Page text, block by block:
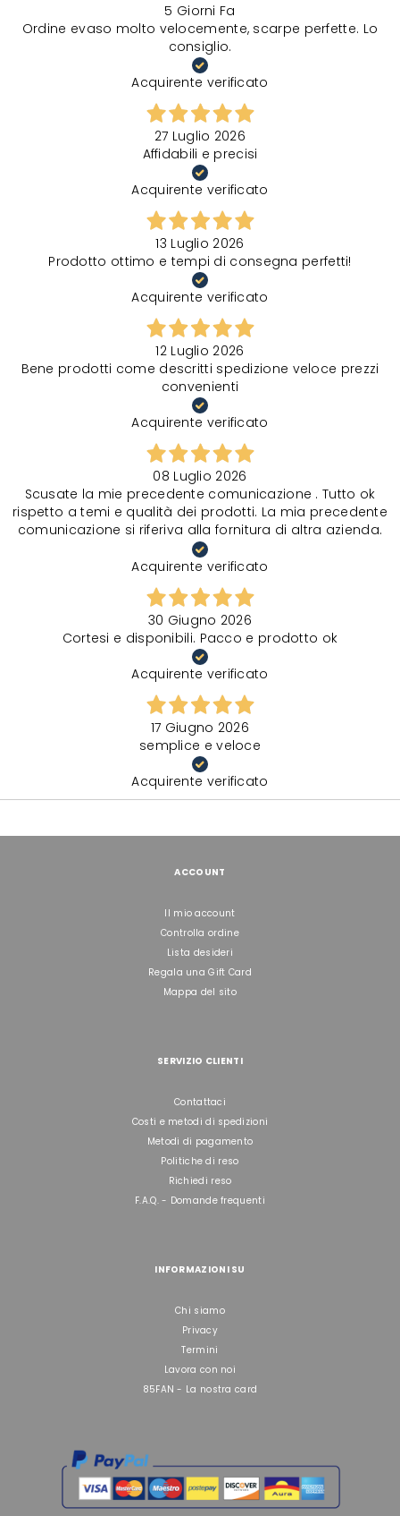
5 Giorni Fa
Ordine evaso molto velocemente, scarpe perfette. Lo
consiglio.
Acquirente verificato
27 Luglio 2026
Affidabili e precisi
Acquirente verificato
13 Luglio 2026
Prodotto ottimo e tempi di consegna perfetti!
Acquirente verificato
12 Luglio 2026
Bene prodotti come descritti spedizione veloce prezzi
convenienti
Acquirente verificato
08 Luglio 2026
Scusate la mie precedente comunicazione . Tutto ok
rispetto a temi e qualità dei prodotti. La mia precedente
comunicazione si riferiva alla fornitura di altra azienda.
Acquirente verificato
30 Giugno 2026
Cortesi e disponibili. Pacco e prodotto ok
Acquirente verificato
17 Giugno 2026
semplice e veloce
Acquirente verificato
ACCOUNT
Il mio account
Controlla ordine
Lista desideri
Regala una Gift Card
Mappa del sito
SERVIZIO CLIENTI
Contattaci
Costi e metodi di spedizioni
Metodi di pagamento
Politiche di reso
Richiedi reso
F.A.Q. - Domande frequenti
INFORMAZIONI SU
Chi siamo
Privacy
Termini
Lavora con noi
85FAN - La nostra card